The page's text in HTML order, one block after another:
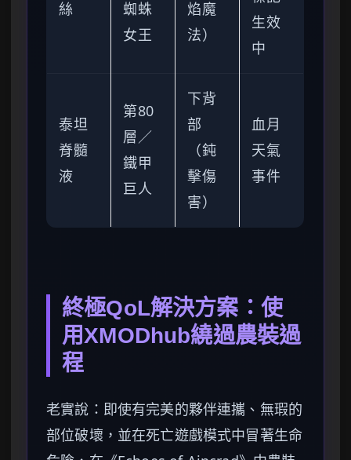
絲
蜘蛛
女王
焰魔
法）
生效
中
泰坦
脊髓
液
第80
層／
鐵甲
巨人
下背
部
（鈍
擊傷
害）
血月
天氣
事件
終極QoL解決方案：使
用XMODhub繞過農裝過
程
老實說：即使有完美的夥伴連攜、無瑕的
部位破壞，並在死亡遊戲模式中冒著生命